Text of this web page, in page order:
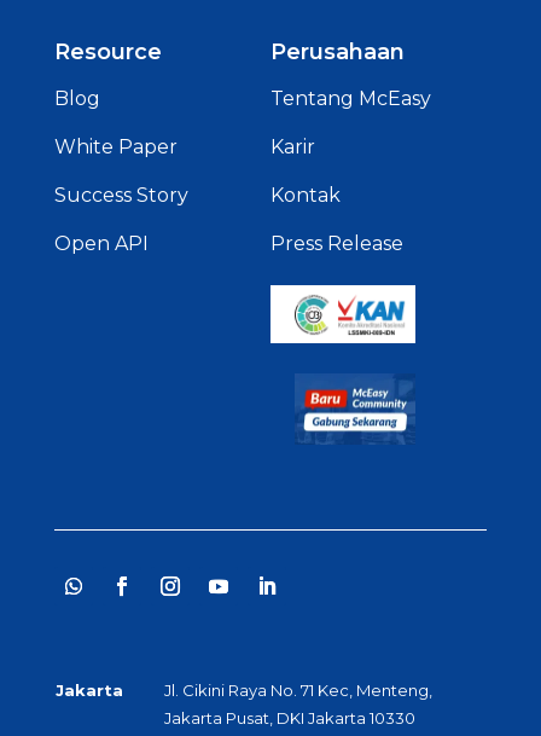
Resource
Blog
White Paper
Success Story
Open API
Perusahaan
Tentang McEasy
Karir
Kontak
Press Release
Jakarta
Jl. Cikini Raya No. 71 Kec, Menteng,
Jakarta Pusat, DKI Jakarta 10330